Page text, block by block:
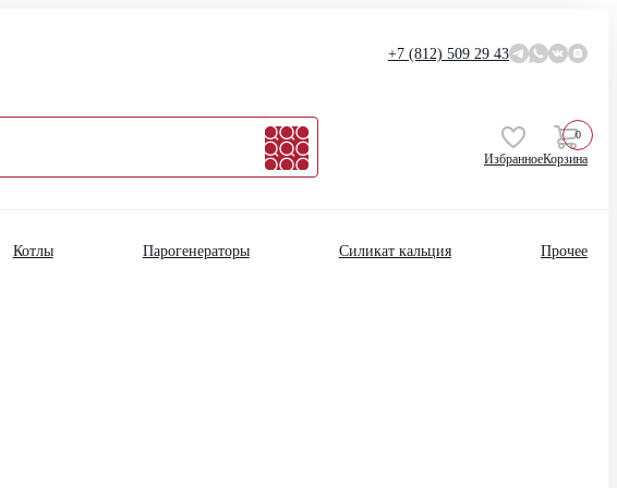
+7 (812) 509 29 43
ИзбранноеКорзина
0
Котлы Парогенераторы Силикат кальция Прочее